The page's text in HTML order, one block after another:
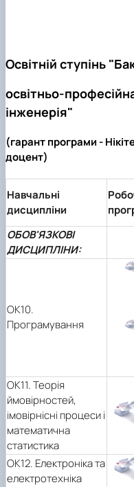
Освітній ступінь
освітньо-
інженерія"
(гарант програми -
доцент)
Навчальні
дисципліни
ОБОВ'ЯЗКОВІ
ДИСЦИПЛІНИ:
OK10.
Програмування
ОК11. Теорiя
ймовiрностей,
імовірнісні процеси і
математична
статистика
OK12. Електроніка та
електротехніка